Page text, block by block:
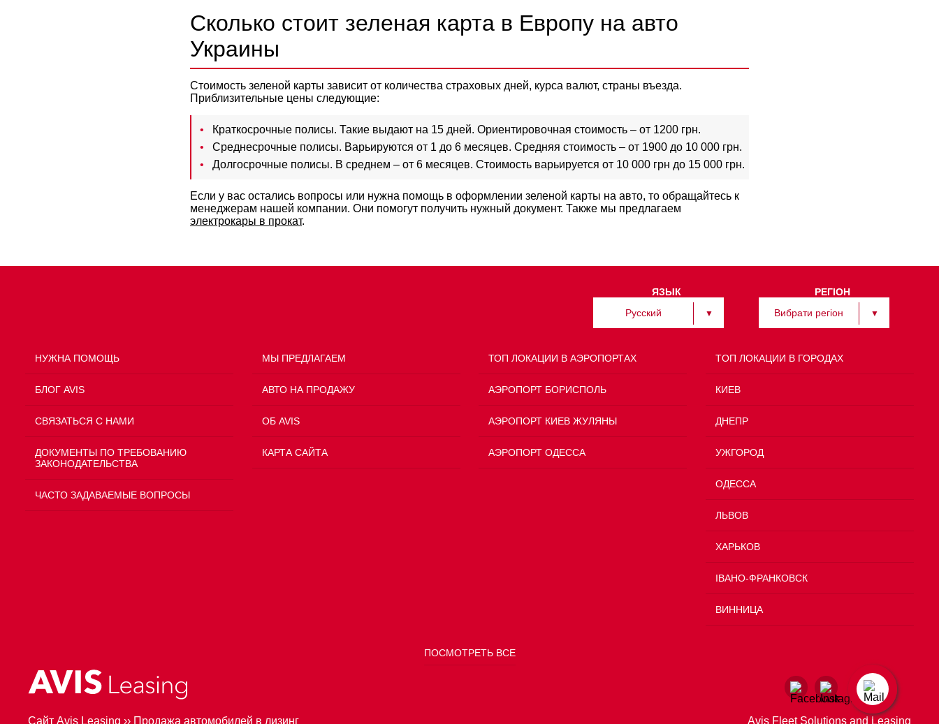
Сколько стоит зеленая карта в Европу на авто
Украины
Стоимость зеленой карты зависит от количества страховых дней, курса валют, страны въезда.
Приблизительные цены следующие:
Краткосрочные полисы. Такие выдают на 15 дней. Ориентировочная стоимость – от 1200 грн.
Среднесрочные полисы. Варьируются от 1 до 6 месяцев. Средняя стоимость – от 1900 до 10 000 грн.
Долгосрочные полисы. В среднем – от 6 месяцев. Стоимость варьируется от 10 000 грн до 15 000 грн.
Если у вас остались вопросы или нужна помощь в оформлении зеленой карты на авто, то обращайтесь к
менеджерам нашей компании. Они помогут получить нужный документ. Также мы предлагаем
электрокары в прокат.
ЯЗЫК
Русский
РЕГІОН
Вибрати регіон
НУЖНА ПОМОЩЬ
БЛОГ AVIS
СВЯЗАТЬСЯ С НАМИ
ДОКУМЕНТЫ ПО ТРЕБОВАНИЮ
ЗАКОНОДАТЕЛЬСТВА
ЧАСТО ЗАДАВАЕМЫЕ ВОПРОСЫ
МЫ ПРЕДЛАГАЕМ
АВТО НА ПРОДАЖУ
ОБ AVIS
КАРТА САЙТА
ТОП ЛОКАЦИИ В АЭРОПОРТАХ
АЭРОПОРТ БОРИСПОЛЬ
АЭРОПОРТ КИЕВ ЖУЛЯНЫ
АЭРОПОРТ ОДЕССА
TOП ЛОКАЦИИ В ГОРОДАХ
КИЕВ
ДНЕПР
УЖГОРОД
ОДЕССА
ЛЬВОВ
ХАРЬКОВ
ІВАНО-ФРАНКОВСК
ВИННИЦА
ПОСМОТРЕТЬ ВСЕ
Сайт Avis Leasing ›› Продажа автомобилей в лизинг Avis Fleet Solutions and Leasing